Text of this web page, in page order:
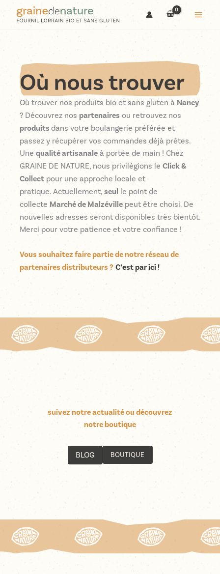
au
Où trouver nos produits bio et sans gluten à Nancy
? Découvrez nos partenaires ou retrouvez nos
produits dans votre boulangerie préférée et
passez y récupérer vos commandes déjà prêtes.
Une qualité artisanale à portée de main ! Chez
GRAINE DE NATURE, nous privilégions le Click &
Collect pour une approche locale et
pratique. Actuellement, seul le point de
collecte Marché de Malzéville peut être choisi. De
nouvelles adresses seront disponibles très bientôt.
Merci pour votre patience et votre confiance !
Vous souhaitez faire partie de notre réseau de
partenaires distributeurs ? C’est par ici !
suivez notre actualité ou découvrez
notre boutique
BLOG BOUTIQUE